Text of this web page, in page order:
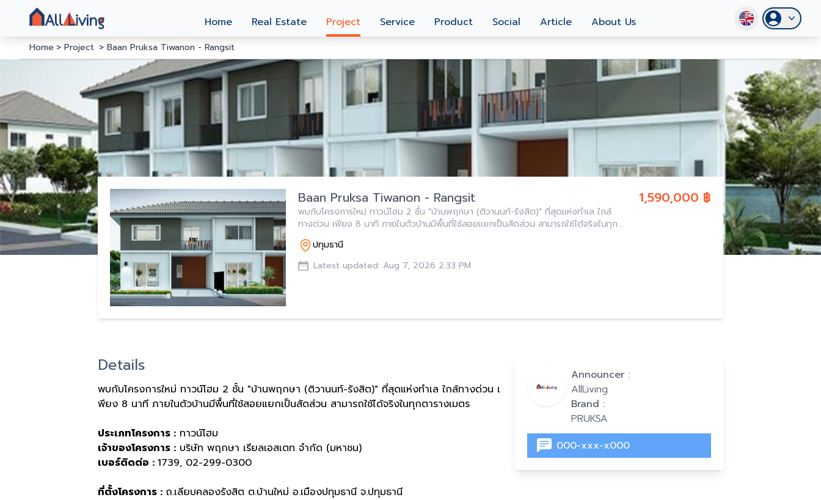
Home Real Estate Project Service Product Social Article About Us
Home Project Baan Pruksa Tiwanon - Rangsit
1,590,000 ฿
Baan Pruksa Tiwanon - Rangsit
พบกับโครงการใหม่ ทาวน์โฮม 2 ชั้น "บ้านพฤกษา (ติวานนท์-รังสิต)" ที่สุดแห่งทำเล ใกล้
ทางด่วน เพียง 8 นาที ภายในตัวบ้านมีพื้นที่ใช้สอยแยกเป็นสัดส่วน สามารถใช้ได้จริงในทุก
ตารางเมตร
ปทุมธานี
Latest updated: Aug 7, 2026 2:33 PM
Details
พบกับโครงการใหม่ ทาวน์โฮม 2 ชั้น "บ้านพฤกษา (ติวานนท์-รังสิต)" ที่สุดแห่งทำเล ใกล้ทางด่วน เ
พียง 8 นาที ภายในตัวบ้านมีพื้นที่ใช้สอยแยกเป็นสัดส่วน สามารถใช้ได้จริงในทุกตารางเมตร
ประเภทโครงการ : ทาวน์โฮม
เจ้าของโครงการ : บริษัท พฤกษา เรียลเอสเตท จำกัด (มหาชน)
เบอร์ติดต่อ : 1739, 02-299-0300
ที่ตั้งโครงการ : ถ.เลียบคลองรังสิต ต.บ้านใหม่ อ.เมืองปทุมธานี จ.ปทุมธานี
Announcer :
AllLiving
Brand :
PRUKSA
000-xxx-x000